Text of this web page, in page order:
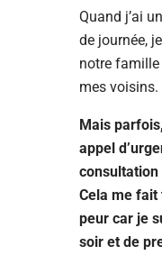
Quand j’ai
de journée,
notre famille
mes voisins.
Mais
appel
consultation
Cela me fait
peur car je
soir et de